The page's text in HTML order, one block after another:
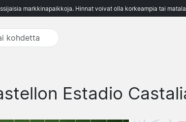
markkinapaikkoja. Hinnat voivat olla korkeampia tai
Estadio